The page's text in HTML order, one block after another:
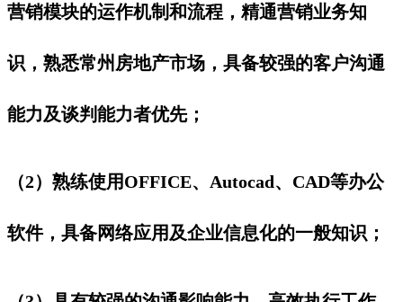
营销模块的运作机制和流程，精通营销业务知
识，熟悉常州房地产市场，具备较强的客户沟通
能力及谈判能力者优先；
（2）熟练使用OFFICE、Autocad、CAD等办公
软件，具备网络应用及企业信息化的一般知识；